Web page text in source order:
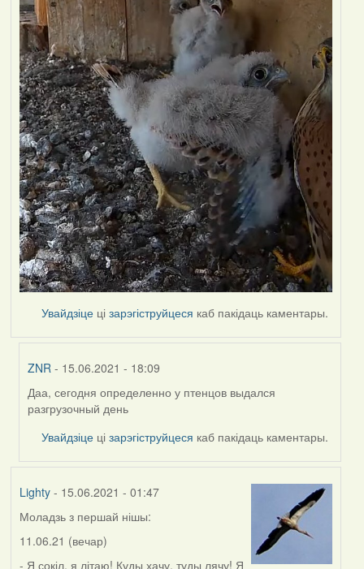
Увайдзіце цізарэгіструйцеся каб пакідаць каментары.
ZNR - 15.06.2021 - 18:09
In
reply
Lighty
Даа, сегодня определенно у птенцов выдался
разгрузочный день
Увайдзіце цізарэгіструйцеся каб пакідаць каментары.
Lighty- 15.06.2021 - 01:47
Моладзь з першай нішы:
11.06.21 (вечар)
- Я сокіл, я літаю! Куды хачу, туды лячу! Я